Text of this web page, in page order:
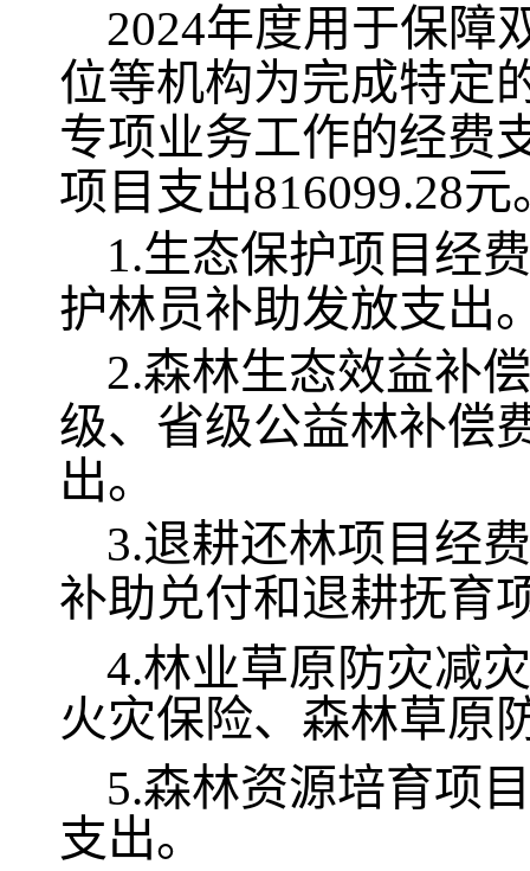
2024年度用于保障
位等机构为完成特定
专项业务工作的经费
项目支出816099.28元
1.生态保护项目经费
护林员补助发放支出
2.森林生态效益补偿
级、省级公益林补偿
出。
3.退耕还林项目经费
补助兑付和退耕抚育
4.林业草原防灾减
火灾保险、森林草原
5.森林资源培育项
支出。